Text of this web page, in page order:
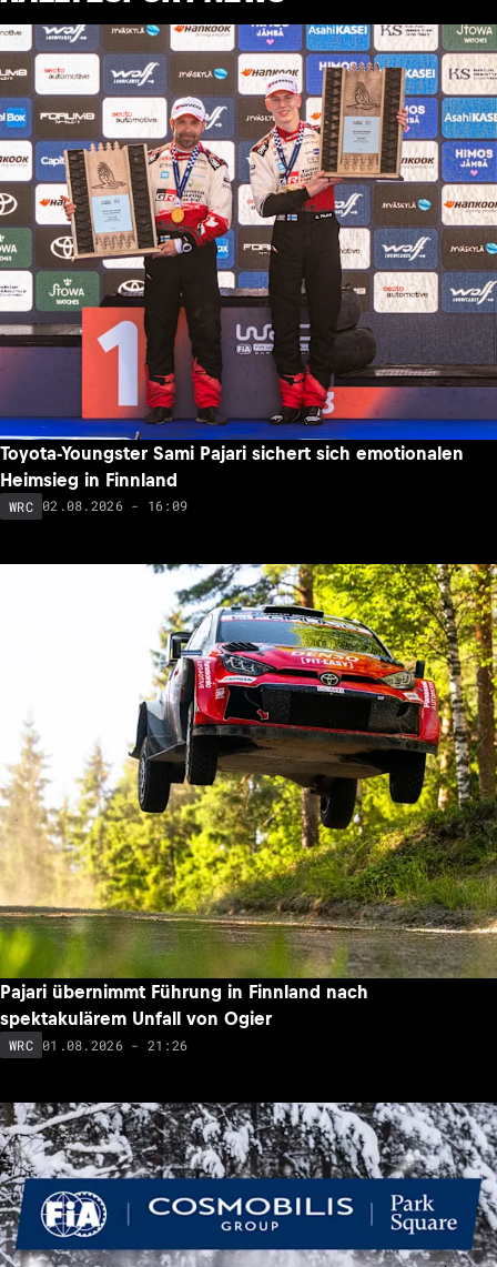
Toyota-Youngster Sami Pajari sichert sich emotionalen
Heimsieg in Finnland
WRC 02.08.2026 - 16:09
Pajari übernimmt Führung in Finnland nach
spektakulärem Unfall von Ogier
WRC 01.08.2026 - 21:26